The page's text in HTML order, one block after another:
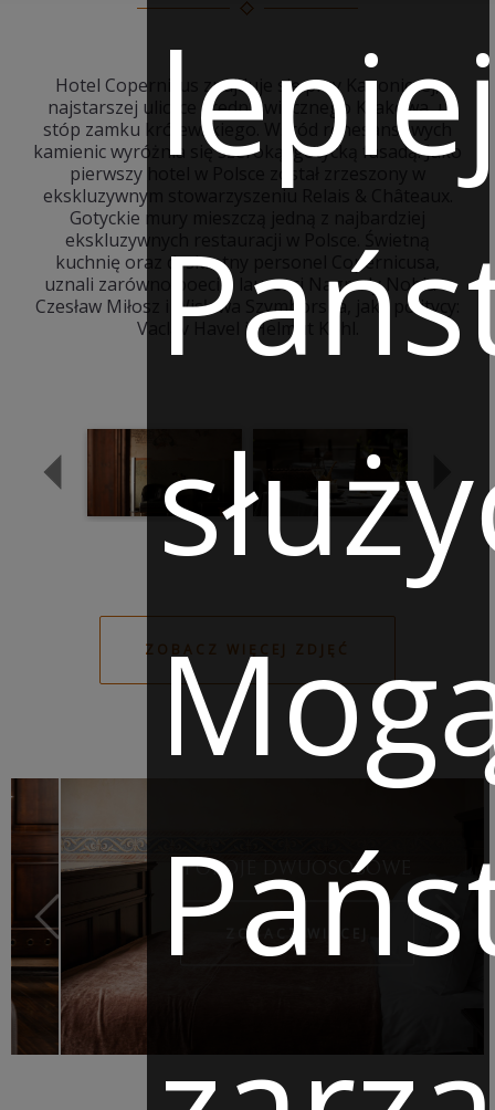
Hotel Copernicus znajduje się przy Kanoniczej,
najstarszej uliczce średniowiecznego Krakowa, u
stóp zamku królewskiego. Wśród renesansowych
kamienic wyróżnia się szeroką, gotycką fasadą. Jako
pierwszy hotel w Polsce został zrzeszony w
ekskluzywnym stowarzyszeniu Relais & Châteaux.
Gotyckie mury mieszczą jedną z najbardziej
ekskluzywnych restauracji w Polsce. Świetną
kuchnię oraz dyskretny personel Copernicusa,
uznali zarówno poeci – laureaci Nagrody Nobla –
Czesław Miłosz i Wisława Szymborska, jak i politycy:
Vaclav Havel i Helmut Kohl.
ZOBACZ WIĘCEJ ZDJĘĆ
POKOJE DWUOSOBOWE
ZOBACZ WIĘCEJ